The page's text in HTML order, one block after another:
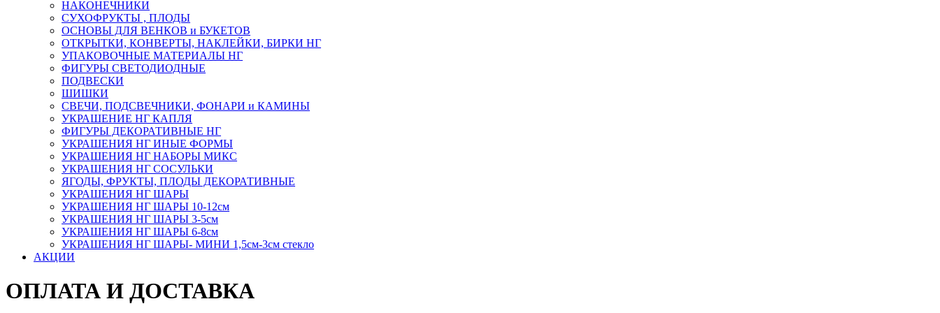
НАКОНЕЧНИКИ
СУХОФРУКТЫ , ПЛОДЫ
ОСНОВЫ ДЛЯ ВЕНКОВ и БУКЕТОВ
ОТКРЫТКИ, КОНВЕРТЫ, НАКЛЕЙКИ, БИРКИ НГ
УПАКОВОЧНЫЕ МАТЕРИАЛЫ НГ
ФИГУРЫ СВЕТОДИОДНЫЕ
ПОДВЕСКИ
ШИШКИ
СВЕЧИ, ПОДСВЕЧНИКИ, ФОНАРИ и КАМИНЫ
УКРАШЕНИЕ НГ КАПЛЯ
ФИГУРЫ ДЕКОРАТИВНЫЕ НГ
УКРАШЕНИЯ НГ ИНЫЕ ФОРМЫ
УКРАШЕНИЯ НГ НАБОРЫ МИКС
УКРАШЕНИЯ НГ СОСУЛЬКИ
ЯГОДЫ, ФРУКТЫ, ПЛОДЫ ДЕКОРАТИВНЫЕ
УКРАШЕНИЯ НГ ШАРЫ
УКРАШЕНИЯ НГ ШАРЫ 10-12см
УКРАШЕНИЯ НГ ШАРЫ 3-5см
УКРАШЕНИЯ НГ ШАРЫ 6-8см
УКРАШЕНИЯ НГ ШАРЫ- МИНИ 1,5см-3см стекло
АКЦИИ
ОПЛАТА И ДОСТАВКА